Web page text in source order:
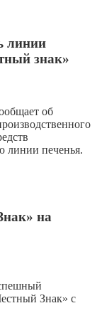
линии
знак»
об
линии печенья.
на
Знак» с